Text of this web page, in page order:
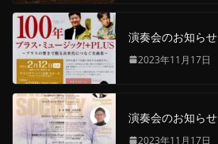
演奏会のお知らせ
2023年11月17日
演奏会のお知らせ
2023年11月17日